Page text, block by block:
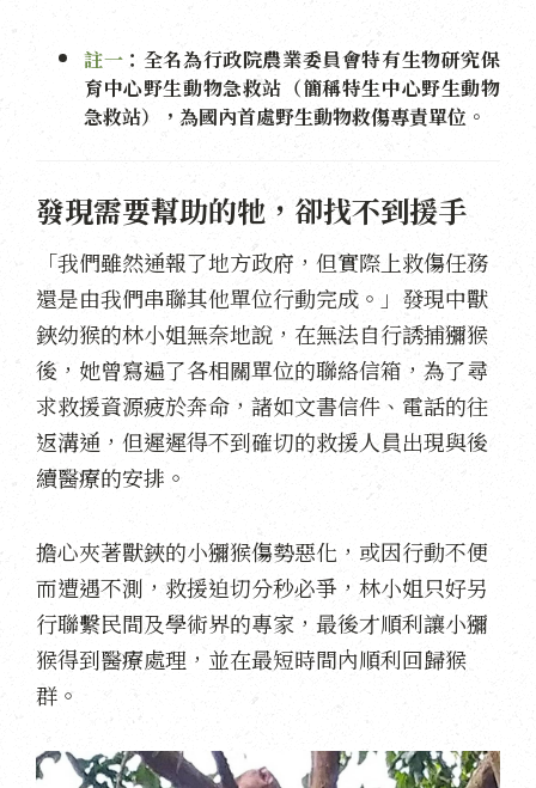
註一 ： 全名為行政院農業委員會特有生物研究保
育中心野生動物急救站（簡稱特生中心野生動物
急救站），為國內首處野生動物救傷專責單位。
發現需要幫助的牠，卻找不到援手
「我們雖然通報了地方政府，但實際上救傷任務
還是由我們串聯其他單位行動完成。」發現中獸
鋏幼猴的林小姐無奈地說，在無法自行誘捕獼猴
後，她曾寫遍了各相關單位的聯絡信箱，為了尋
求救援資源疲於奔命，諸如文書信件、電話的往
返溝通，但遲遲得不到確切的救援人員出現與後
續醫療的安排。
擔心夾著獸鋏的小獼猴傷勢惡化，或因行動不便
而遭遇不測，救援迫切分秒必爭，林小姐只好另
行聯繫民間及學術界的專家，最後才順利讓小獼
猴得到醫療處理，並在最短時間內順利回歸猴
群。